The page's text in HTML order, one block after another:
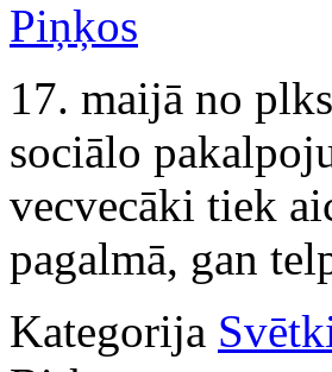
17. maijā no
sociālo
vecvecāki tiek
pagalmā, gan
Kategorija